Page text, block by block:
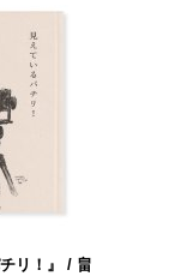
リ！』 / 畠